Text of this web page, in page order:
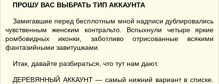
ПРОШУ ВАС ВЫБРАТЬ ТИП АККАУНТА
Замигавшие перед бесплотным мной надписи дублировались
чувственным женским контральто. Вспыхнули четыре яркие
ромбовидных иконки, заботливо отрисованные всякими
фантазийными завитушками.
Итак, давайте разбираться, что тут нам дают.
ДЕРЕВЯННЫЙ АККАУНТ — самый нижний вариант в списке.